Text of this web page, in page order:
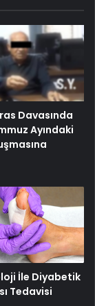
Davasında
Ayındaki
İle Diyabetik
Tedavisi